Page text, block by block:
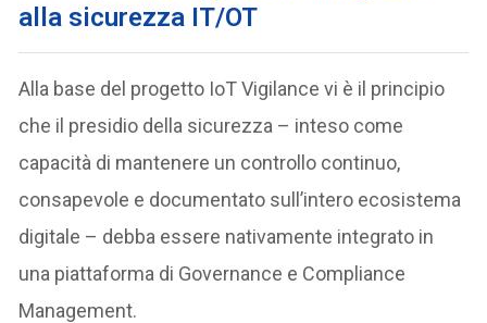
alla sicurezza IT/OT
Alla base del progetto IoT Vigilance vi è il principio
che il presidio della sicurezza – inteso come
capacità di mantenere un controllo continuo,
consapevole e documentato sull’intero ecosistema
digitale – debba essere nativamente integrato in
una piattaforma di Governance e Compliance
Management.